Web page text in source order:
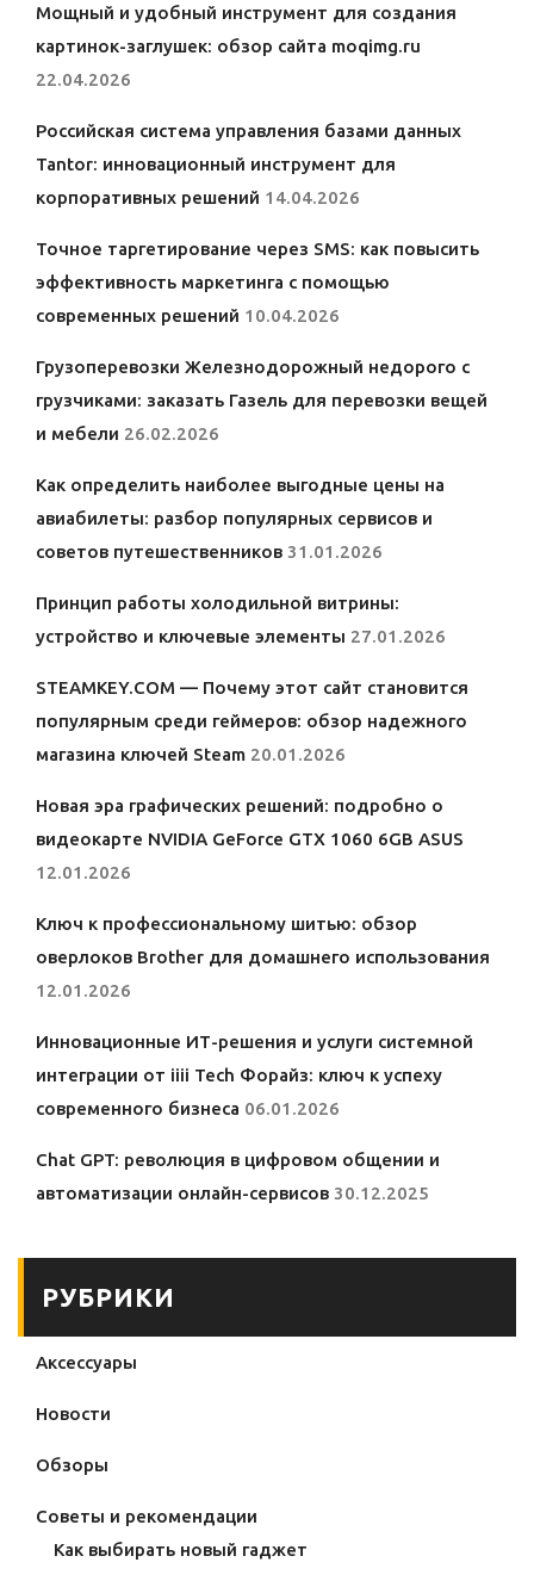
Мощный и удобный инструмент для создания
картинок-заглушек: обзор сайта moqimg.ru
22.04.2026
Российская система управления базами данных
Tantor: инновационный инструмент для
корпоративных решений 14.04.2026
Точное таргетирование через SMS: как повысить
эффективность маркетинга с помощью
современных решений 10.04.2026
Грузоперевозки Железнодорожный недорого с
грузчиками: заказать Газель для перевозки вещей
и мебели 26.02.2026
Как определить наиболее выгодные цены на
авиабилеты: разбор популярных сервисов и
советов путешественников 31.01.2026
Принцип работы холодильной витрины:
устройство и ключевые элементы 27.01.2026
STEAMKEY.COM — Почему этот сайт становится
популярным среди геймеров: обзор надежного
магазина ключей Steam 20.01.2026
Новая эра графических решений: подробно о
видеокарте NVIDIA GeForce GTX 1060 6GB ASUS
12.01.2026
Ключ к профессиональному шитью: обзор
оверлоков Brother для домашнего использования
12.01.2026
Инновационные ИТ-решения и услуги системной
интеграции от iiii Tech Форайз: ключ к успеху
современного бизнеса 06.01.2026
Chat GPT: революция в цифровом общении и
автоматизации онлайн-сервисов 30.12.2025
РУБРИКИ
Аксессуары
Новости
Обзоры
Советы и рекомендации
Как выбирать новый гаджет